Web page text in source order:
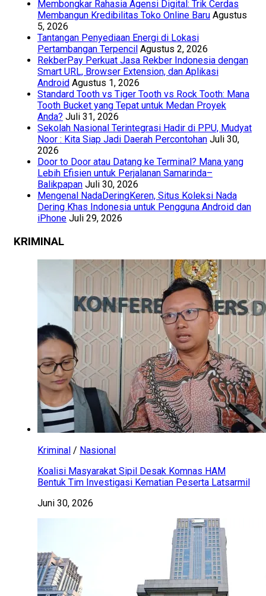
Membongkar Rahasia Agensi Digital: Trik Cerdas
Membangun Kredibilitas Toko Online Baru Agustus
5, 2026
Tantangan Penyediaan Energi di Lokasi
Pertambangan Terpencil Agustus 2, 2026
RekberPay Perkuat Jasa Rekber Indonesia dengan
Smart URL, Browser Extension, dan Aplikasi
Android Agustus 1, 2026
Standard Tooth vs Tiger Tooth vs Rock Tooth: Mana
Tooth Bucket yang Tepat untuk Medan Proyek
Anda? Juli 31, 2026
Sekolah Nasional Terintegrasi Hadir di PPU, Mudyat
Noor : Kita Siap Jadi Daerah Percontohan Juli 30,
2026
Door to Door atau Datang ke Terminal? Mana yang
Lebih Efisien untuk Perjalanan Samarinda–
Balikpapan Juli 30, 2026
Mengenal NadaDeringKeren, Situs Koleksi Nada
Dering Khas Indonesia untuk Pengguna Android dan
iPhone Juli 29, 2026
KRIMINAL
Kriminal / Nasional
Koalisi Masyarakat Sipil Desak Komnas HAM
Bentuk Tim Investigasi Kematian Peserta Latsarmil
Juni 30, 2026